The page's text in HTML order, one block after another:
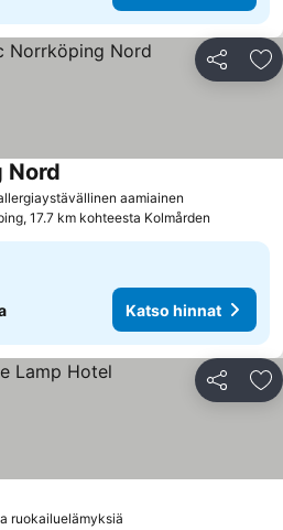
Jaa
aamiainen
Nord
17.7 km kohteesta Kolmården
Katso hinnat
Jaa
ruokailuelämyksiä